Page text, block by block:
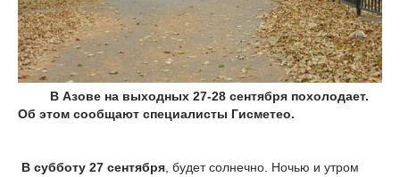
В Азове на выходных 27-28 сентября похолодает.
Об этом сообщают специалисты Гисметео.
В субботу 27 сентября , будет солнечно. Ночью и утром